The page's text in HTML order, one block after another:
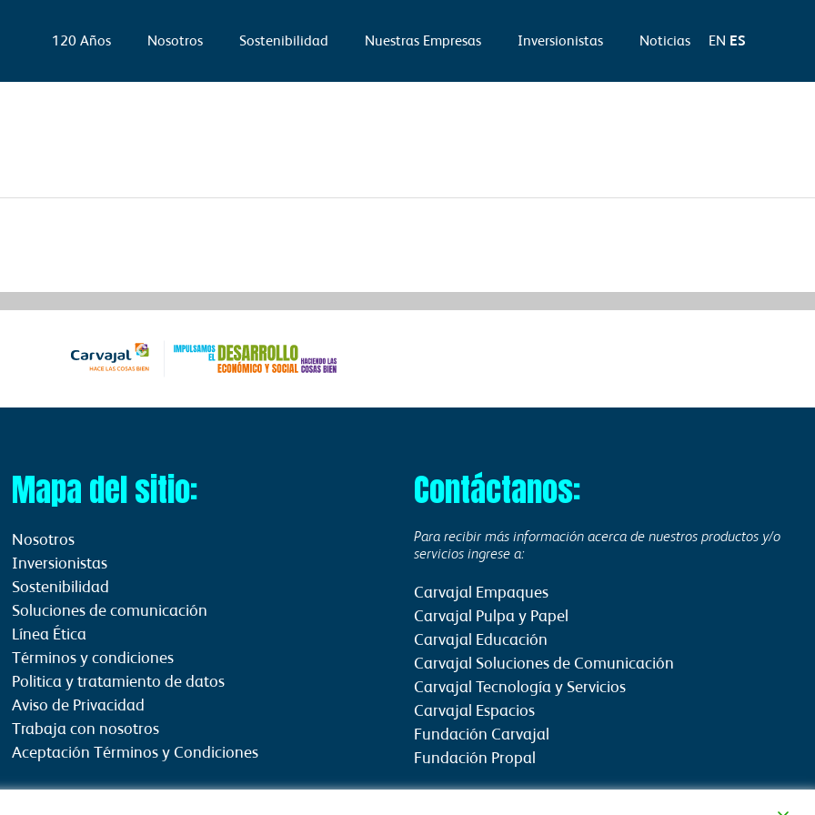
120 Años Nosotros Sostenibilidad Nuestras Empresas Inversionistas Noticias EN ES
Mapa del sitio:
Nosotros
Inversionistas
Sostenibilidad
Soluciones de comunicación
Línea Ética
Términos y condiciones
Politica y tratamiento de datos
Aviso de Privacidad
Trabaja con nosotros
Aceptación Términos y Condiciones
Contáctanos:
Para recibir más información acerca de nuestros productos y/o
servicios ingrese a:
Carvajal Empaques
Carvajal Pulpa y Papel
Carvajal Educación
Carvajal Soluciones de Comunicación
Carvajal Tecnología y Servicios
Carvajal Espacios
Fundación Carvajal
Fundación Propal